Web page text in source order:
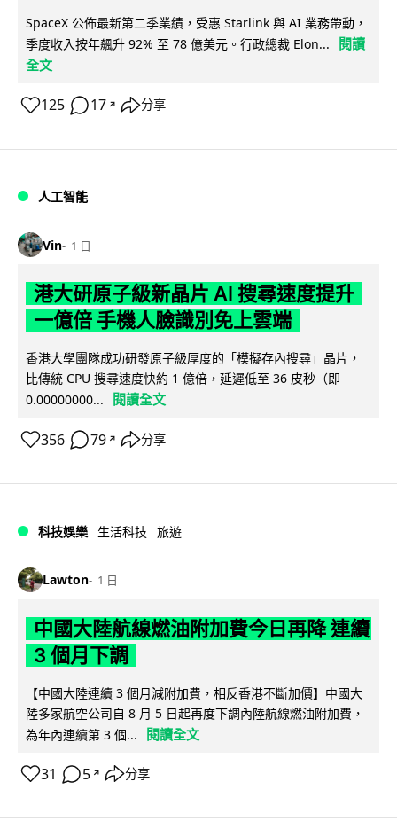
SpaceX 公佈最新第二季業績，受惠 Starlink 與 AI 業務帶動，
季度收入按年飆升 92% 至 78 億美元。行政總裁 Elon...
閱讀
全文
125 17 ↗ 分享
人工智能
Vin 1 日
港大研原子級新晶片 AI 搜尋速度提升
一億倍 手機人臉識別免上雲端
香港大學團隊成功研發原子級厚度的「模擬存內搜尋」晶片，
比傳統 CPU 搜尋速度快約 1 億倍，延遲低至 36 皮秒（即
0.00000000...
閱讀全文
356 79 ↗ 分享
科技娛樂 生活科技 旅遊
Lawton 1 日
中國大陸航線燃油附加費今日再降 連續
3 個月下調
【中國大陸連續 3 個月減附加費，相反香港不斷加價】中國大
陸多家航空公司自 8 月 5 日起再度下調內陸航線燃油附加費，
為年內連續第 3 個...
閱讀全文
31 5 ↗ 分享